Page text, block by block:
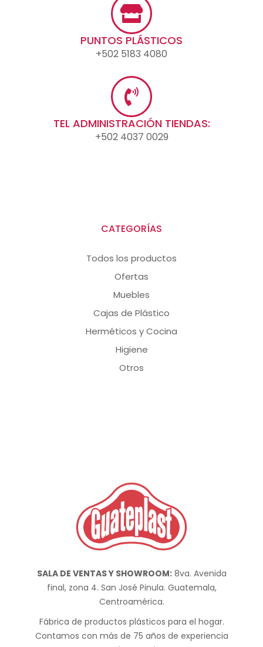
PUNTOS PLÁSTICOS
+502 5183 4080
TEL ADMINISTRACIÓN TIENDAS:
+502 4037 0029
CATEGORÍAS
Todos los productos
Ofertas
Muebles
Cajas de Plástico
Herméticos y Cocina
Higiene
Otros
SALA DE VENTAS Y SHOWROOM:8va. Avenida
final, zona 4. San José Pinula. Guatemala,
Centroamérica.
Fábrica de productos plásticos para el hogar.
Contamos con más de 75 años de experiencia